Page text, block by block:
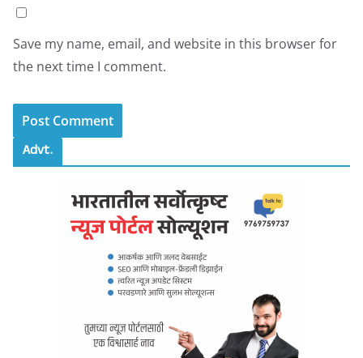
Save my name, email, and website in this browser for
the next time I comment.
Advt.